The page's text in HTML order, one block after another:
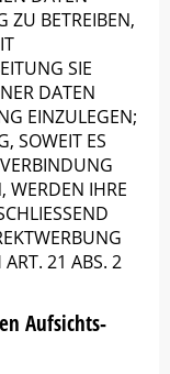
ZU BETREIBEN,
SIE
DATEN
EINZULEGEN;
SOWEIT ES
WERDEN IHRE
21 ABS. 2
Aufsichts­